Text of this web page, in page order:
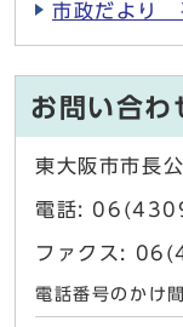
市政だより
お問い合わ
東大阪市市長
電話:
ファクス:
電話番号のかけ